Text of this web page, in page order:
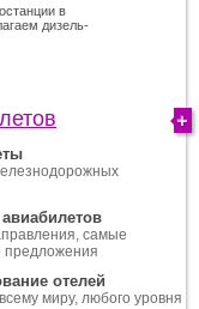
в
дизель-
самые
предложения
отелей
миру, любого уровня